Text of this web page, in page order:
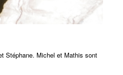
Stéphane. Michel et Mathis sont